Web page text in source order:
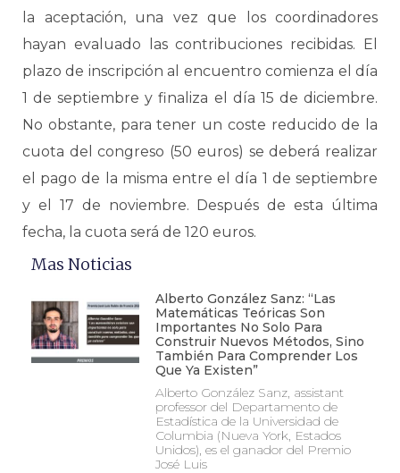
la aceptación, una vez que los coordinadores
hayan evaluado las contribuciones recibidas. El
plazo de inscripción al encuentro comienza el día
1 de septiembre y finaliza el día 15 de diciembre.
No obstante, para tener un coste reducido de la
cuota del congreso (50 euros) se deberá realizar
el pago de la misma entre el día 1 de septiembre
y el 17 de noviembre. Después de esta última
fecha, la cuota será de 120 euros.
Mas Noticias
Alberto González Sanz: “Las
Matemáticas Teóricas Son
Importantes No Solo Para
Construir Nuevos Métodos, Sino
También Para Comprender Los
Que Ya Existen”
Alberto González Sanz, assistant
professor del Departamento de
Estadística de la Universidad de
Columbia (Nueva York, Estados
Unidos), es el ganador del Premio
José Luis